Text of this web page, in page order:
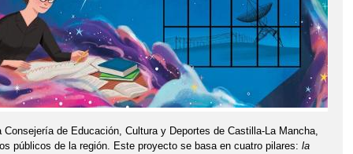
de Educación, Cultura y Deportes de Castilla-La Mancha,
públicos de la región. Este proyecto se basa en cuatro pilares: la